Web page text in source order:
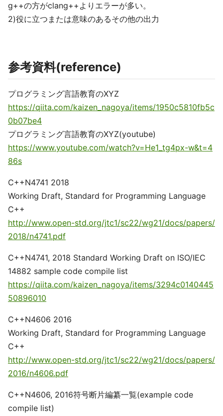
g++の方がclang++よりエラーが多い。
2)役に立つまたは意味のあるその他の出力
参考資料(reference)
プログラミング言語教育のXYZ
https://qiita.com/kaizen_nagoya/items/1950c5810fb5c
0b07be4
プログラミング言語教育のXYZ(youtube)
https://www.youtube.com/watch?v=He1_tg4px-w&t=4
86s
C++N4741 2018
Working Draft, Standard for Programming Language
C++
http://www.open-std.org/jtc1/sc22/wg21/docs/papers/
2018/n4741.pdf
C++N4741, 2018 Standard Working Draft on ISO/IEC
14882 sample code compile list
https://qiita.com/kaizen_nagoya/items/3294c0140445
50896010
C++N4606 2016
Working Draft, Standard for Programming Language
C++
http://www.open-std.org/jtc1/sc22/wg21/docs/papers/
2016/n4606.pdf
C++N4606, 2016符号断片編纂一覧(example code
compile list)